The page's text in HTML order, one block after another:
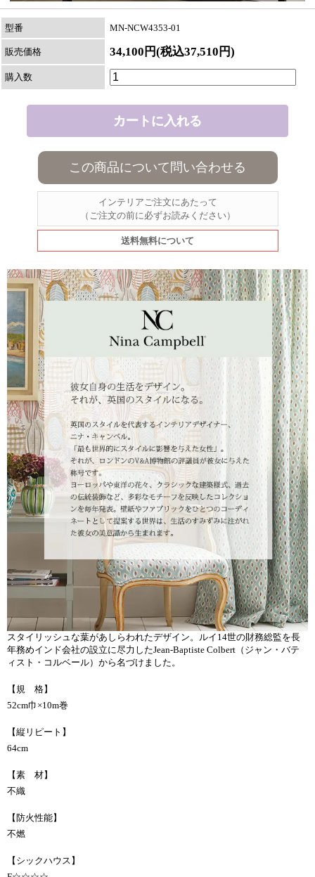
型番 MN-NCW4353-01
販売価格 34,100円(税込37,510円)
購入数
この商品について問い合わせる
インテリアご注文にあたって
（ご注文の前に必ずお読みください）
送料無料について
スタイリッシュな葉があしらわれたデザイン。ルイ14世の財務総監を長
年務めインド会社の設立に尽力したJean-Baptiste Colbert（ジャン・バテ
ィスト・コルベール）から名づけました。
【規 格】
52cm巾×10m巻
【縦リピート】
64cm
【素 材】
不織
【防火性能】
不燃
【シックハウス】